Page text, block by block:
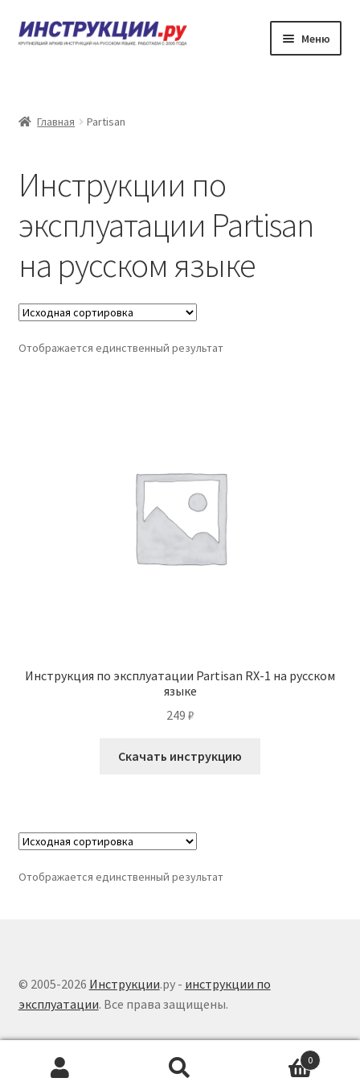
Перейти
к
Перейти
к
Меню
Каталог инструкций по эксплуатации
Личный кабинет
Главная Partisan
Инструкции по
эксплуатации Partisan
на русском языке
Отображается единственный результат
Инструкция по эксплуатации Partisan RX-1 на русском
языке
249 ₽
Скачать инструкцию
Отображается единственный результат
© 2005-2026 Инструкции.ру - инструкции по
эксплуатации. Все права защищены.
0